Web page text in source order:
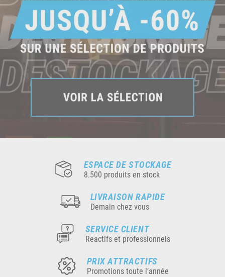
ESPACE DE STOCKAGE
8.500 produits en stock
LIVRAISON RAPIDE
Demain chez vous
SERVICE CLIENT
Reactifs et professionnels
PRIX ATTRACTIFS
Promotions toute l’année